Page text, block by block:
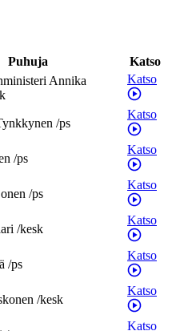
Puhuja
Katso
Annika
Katso
/ps
Katso
/ps
Katso
/ps
Katso
/kesk
Katso
/ps
Katso
/kesk
Katso
Katso